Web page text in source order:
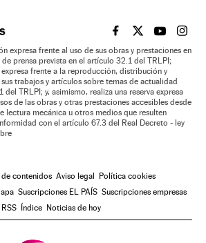
EL PAÍS BRASIL EN
EL PAÍSEL PAÍS
EL
expresa frente al uso de sus obras y prestaciones en
prensa prevista en el artículo 32.1 del TRLPI;
frente a la reproducción, distribución y
trabajos y artículos sobre temas de actualidad
TRLPI; y, asimismo, realiza una reserva expresa
de las obras y otras prestaciones accesibles desde
lectura mecánica u otros medios que resulten
con el artículo 67.3 del Real Decreto - ley
de contenidos Aviso legal Política cookies
Suscripciones EL PAÍS Suscripciones empresas
RSS Índice Noticias de hoy